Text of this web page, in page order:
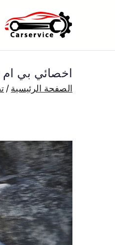
اخصائي بي ام دبليو 50805535 متخصص كهربائي بي ام
الصفحة الرئيسية